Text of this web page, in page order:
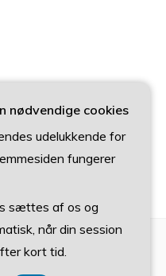
nødvendige cookies
udelukkende for
fungerer
sættes af os og
når din session
kort tid.